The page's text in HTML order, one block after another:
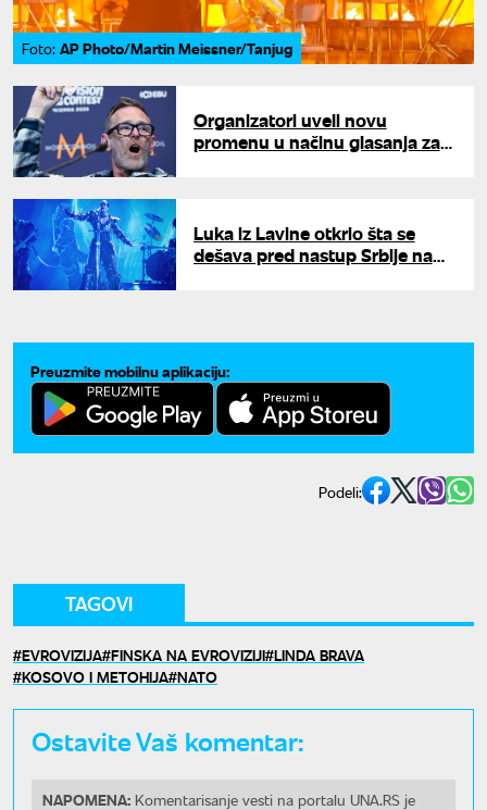
Foto: AP Photo/Martin Meissner/Tanjug
Organizatori uveli novu
promenu u načinu glasanja za
Luka iz Lavine otkrio šta se
dešava pred nastup Srbije na
Preuzmite mobilnu aplikaciju:
Podeli:
TAGOVI
EVROVIZIJA FINSKA NA EVROVIZIJI LINDA BRAVA
KOSOVO I METOHIJA NATO
Ostavite Vaš komentar:
NAPOMENA: Komentarisanje vesti na portalu UNA.RS je